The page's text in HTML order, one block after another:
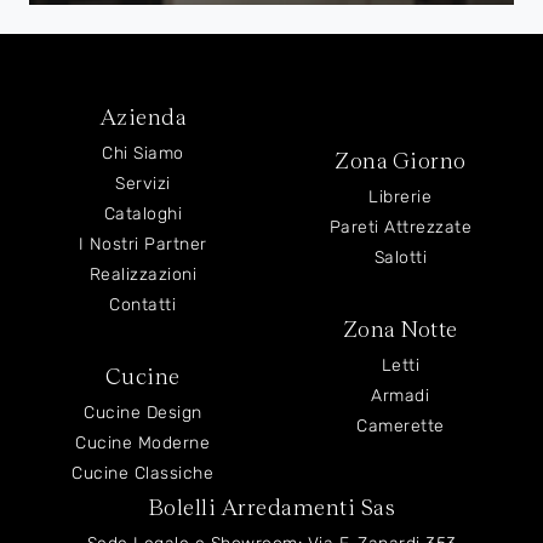
Azienda
Chi Siamo
Servizi
Cataloghi
I Nostri Partner
Realizzazioni
Contatti
Cucine
Cucine Design
Cucine Moderne
Cucine Classiche
Zona Giorno
Librerie
Pareti Attrezzate
Salotti
Zona Notte
Letti
Armadi
Camerette
Bolelli Arredamenti Sas